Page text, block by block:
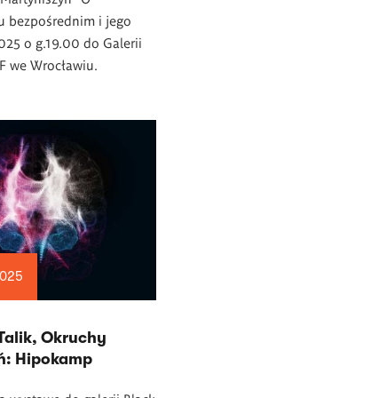
bezpośrednim i jego
o g.19.00 do Galerii
we Wrocławiu.
Okruchy
Hipokamp